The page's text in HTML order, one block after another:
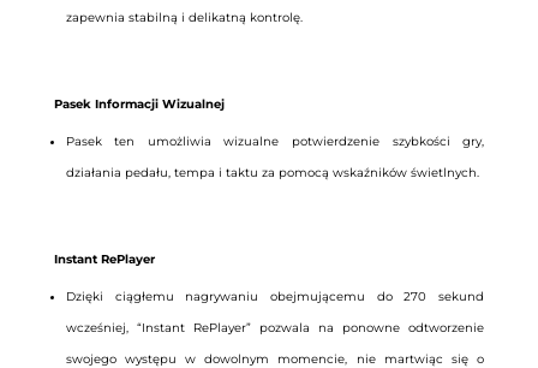
zapewnia stabilną i delikatną kontrolę.
Pasek Informacji Wizualnej
Pasek ten umożliwia wizualne potwierdzenie szybkości gry,
działania pedału, tempa i taktu za pomocą wskaźników świetlnych.
Instant RePlayer
Dzięki ciągłemu nagrywaniu obejmującemu do 270 sekund
wcześniej, “Instant RePlayer” pozwala na ponowne odtworzenie
swojego występu w dowolnym momencie, nie martwiąc się o